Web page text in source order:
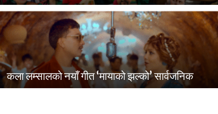
कला लम्सालको नयाँ गीत ‘मायाको झल्को’ सार्वजनिक